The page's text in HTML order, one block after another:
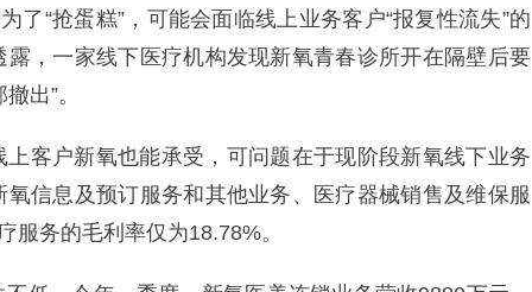
了“抢蛋糕”，可能会面临线上业务客户“报复性流失”的
，一家线下医疗机构发现新氧青春诊所开在隔壁后要
出”。
客户新氧也能承受，可问题在于现阶段新氧线下业务
信息及预订服务和其他业务、医疗器械销售及维保服
服务的毛利率仅为18.78%。